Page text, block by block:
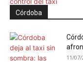
Córdoba
11/